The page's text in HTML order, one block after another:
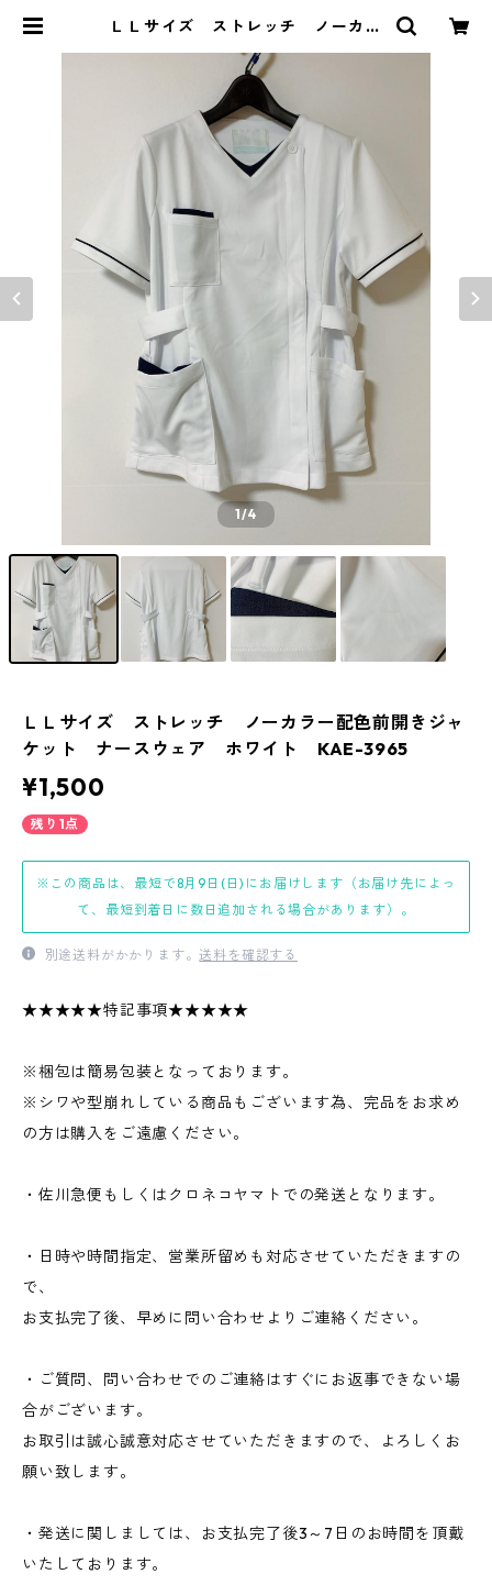
ＬＬサイズ ストレッチ ノーカラ
ェア ホワイト KAE-3965 | DOL
UCK PRODUCE
1/4
ＬＬサイズ ストレッチ ノーカラー配色前開きジャ
ケット ナースウェア ホワイト KAE-3965
¥1,500
残り1点
※この商品は、最短で8月9日(日)にお届けします（お届け先によっ
て、最短到着日に数日追加される場合があります）。
別途送料がかかります。送料を確認する
★★★★★特記事項★★★★★
※梱包は簡易包装となっております。
※シワや型崩れしている商品もございます為、完品をお求め
の方は購入をご遠慮ください。
・佐川急便もしくはクロネコヤマトでの発送となります。
・日時や時間指定、営業所留めも対応させていただきますの
で、
お支払完了後、早めに問い合わせよりご連絡ください。
・ご質問、問い合わせでのご連絡はすぐにお返事できない場
合がございます。
お取引は誠心誠意対応させていただきますので、よろしくお
願い致します。
・発送に関しましては、お支払完了後3～7日のお時間を頂戴
いたしております。